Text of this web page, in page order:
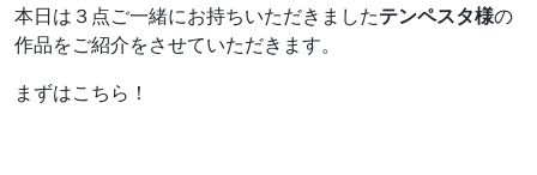
本日は３点ご一緒にお持ちいただきましたテンペスタ様の
作品をご紹介をさせていただきます。
まずはこちら！